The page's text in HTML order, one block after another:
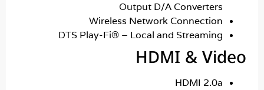
Output D/A
Wireless Network
DTS Play-Fi® – Local and
HDMI &
HDMI